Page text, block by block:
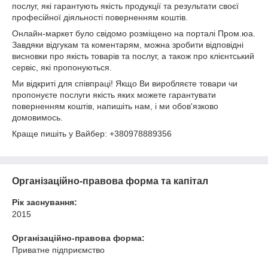
послуг, які гарантують якість продукції та результати своєї
професійної діяльності поверненням коштів.
Онлайн-маркет було свідомо розміщено на порталі Пром.юа.
Завдяки відгукам та коментарям, можна зробити відповідні
висновки про якість товарів та послуг, а також про клієнтський
сервіс, які пропонуються.
Ми відкриті для співпраці! Якщо Ви виробляєте товари чи
пропонуєте послуги якість яких можете гарантувати
поверненням коштів, напишіть нам, і ми обов'язково
домовимось.
Краще пишіть у Вайбер: +380978889356
Організаційно-правова форма та капітал
Рік заснування:
2015
Організаційно-правова форма:
Приватне підприємство